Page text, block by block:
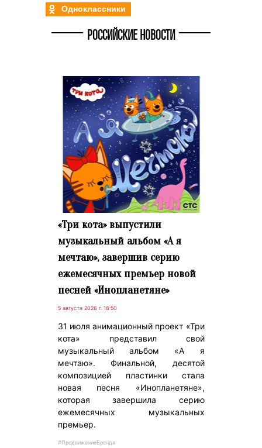
Одноклассники
РОССИЙСКИЕ НОВОСТИ
«Три кота» выпустили
музыкальный альбом «А я
мечтаю», завершив серию
ежемесячных премьер новой
песней «Инопланетяне»
5 августа 2026 г. 16:50
31 июля анимационный проект «Три
кота» представил свой
музыкальный альбом «А я
мечтаю». Финальной, десятой
композицией пластинки стала
новая песня «Инопланетяне»,
которая завершила серию
ежемесячных музыкальных
премьер.
#ПродвижениеБренда